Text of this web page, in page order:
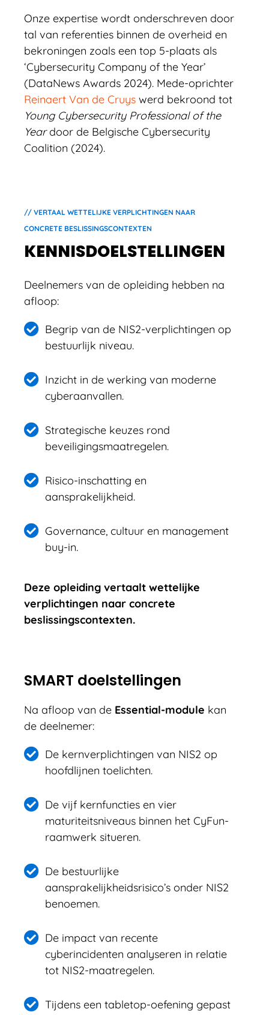
Onze expertise wordt onderschreven door
tal van referenties binnen de overheid en
bekroningen zoals een top 5-plaats als
‘Cybersecurity Company of the Year’
(DataNews Awards 2024). Mede-oprichter
Reinaert Van de Cruys werd bekroond tot
Young Cybersecurity Professional of the
Yeardoor de Belgische Cybersecurity
Coalition (2024).
// VERTAAL WETTELIJKE VERPLICHTINGEN NAAR
CONCRETE BESLISSINGSCONTEXTEN
KENNISDOELSTELLINGEN
Deelnemers van de opleiding hebben na
afloop:
Begrip van de NIS2-verplichtingen op
bestuurlijk niveau.
Inzicht in de werking van moderne
cyberaanvallen.
Strategische keuzes rond
beveiligingsmaatregelen.
Risico-inschatting en
aansprakelijkheid.
Governance, cultuur en management
buy-in.
Deze opleiding vertaalt wettelijke
verplichtingen naar concrete
beslissingscontexten.
SMART doelstellingen
Na afloop van de Essential-module kan
de deelnemer:
De kernverplichtingen van NIS2 op
hoofdlijnen toelichten.
De vijf kernfuncties en vier
maturiteitsniveaus binnen het CyFun-
raamwerk situeren.
De bestuurlijke
aansprakelijkheidsrisico’s onder NIS2
benoemen.
De impact van recente
cyberincidenten analyseren in relatie
tot NIS2-maatregelen.
Tijdens een tabletop-oefening gepast